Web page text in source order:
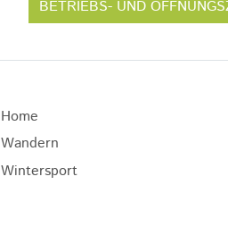
BETRIEBS- UND
Home
Wandern
Wintersport